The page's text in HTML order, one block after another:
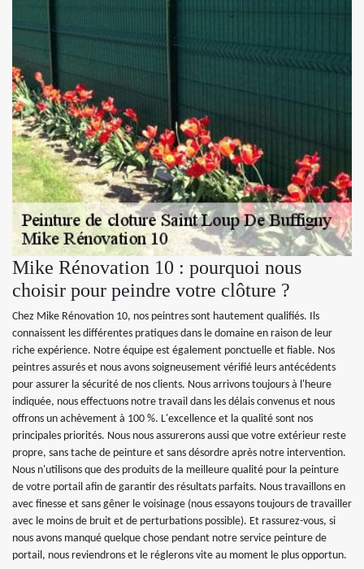
Mike Rénovation 10 : pourquoi nous
choisir pour peindre votre clôture ?
Chez Mike Rénovation 10, nos peintres sont hautement qualifiés. Ils
connaissent les différentes pratiques dans le domaine en raison de leur
riche expérience. Notre équipe est également ponctuelle et fiable. Nos
peintres assurés et nous avons soigneusement vérifié leurs antécédents
pour assurer la sécurité de nos clients. Nous arrivons toujours à l'heure
indiquée, nous effectuons notre travail dans les délais convenus et nous
offrons un achèvement à 100 %. L'excellence et la qualité sont nos
principales priorités. Nous nous assurerons aussi que votre extérieur reste
propre, sans tache de peinture et sans désordre après notre intervention.
Nous n'utilisons que des produits de la meilleure qualité pour la peinture
de votre portail afin de garantir des résultats parfaits. Nous travaillons en
avec finesse et sans gêner le voisinage (nous essayons toujours de travailler
avec le moins de bruit et de perturbations possible). Et rassurez-vous, si
nous avons manqué quelque chose pendant notre service peinture de
portail, nous reviendrons et le réglerons vite au moment le plus opportun.